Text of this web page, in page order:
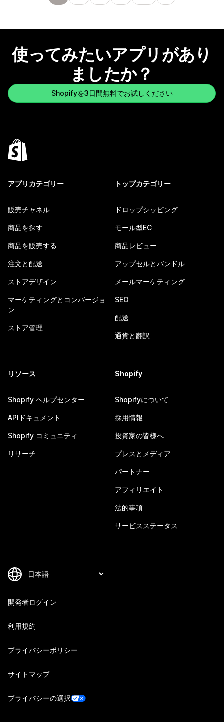
使ってみたいアプリがあり
ましたか？
Shopifyを3日間無料でお試しください
アプリカテゴリー
販売チャネル
商品を探す
商品を販売する
注文と配送
ストアデザイン
マーケティングとコンバージョ
ン
ストア管理
トップカテゴリー
ドロップシッピング
モール型EC
商品レビュー
アップセルとバンドル
メールマーケティング
SEO
配送
通貨と翻訳
リソース
Shopify ヘルプセンター
APIドキュメント
Shopify コミュニティ
リサーチ
Shopify
Shopifyについて
採用情報
投資家の皆様へ
プレスとメディア
パートナー
アフィリエイト
法的事項
サービスステータス
開発者ログイン
利用規約
プライバシーポリシー
サイトマップ
プライバシーの選択